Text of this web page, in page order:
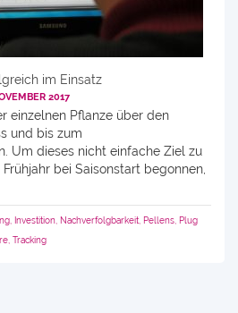
im Einsatz
2017
einzelnen Pflanze über den
und bis zum
Um dieses nicht einfache Ziel zu
bei Saisonstart begonnen,
Investition Nachverfolgbarkeit Pellens Plug
Tracking